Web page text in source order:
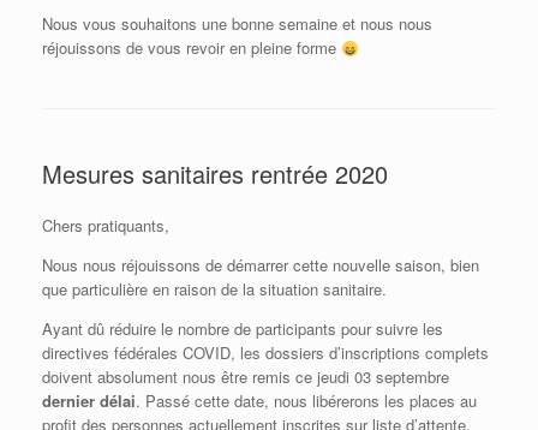
Nous vous souhaitons une bonne semaine et nous nous
réjouissons de vous revoir en pleine forme
Mesures sanitaires rentrée 2020
Chers pratiquants,
Nous nous réjouissons de démarrer cette nouvelle saison, bien
que particulière en raison de la situation sanitaire.
Ayant dû réduire le nombre de participants pour suivre les
directives fédérales COVID, les dossiers d’inscriptions complets
doivent absolument nous être remis ce jeudi 03 septembre
dernier délai. Passé cette date, nous libérerons les places au
profit des personnes actuellement inscrites sur liste d’attente.